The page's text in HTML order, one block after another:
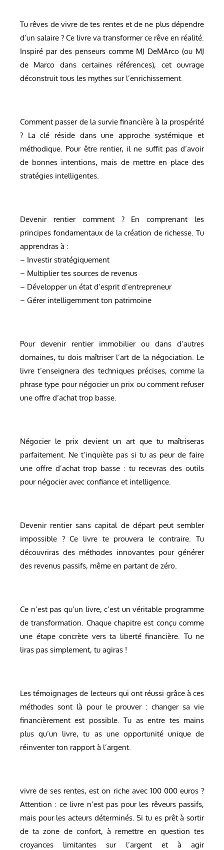
Tu rêves de vivre de tes rentes et de ne plus dépendre
d’un salaire ? Ce livre va transformer ce rêve en réalité.
Inspiré par des penseurs comme MJ DeMArco (ou MJ
de Marco dans certaines références), cet ouvrage
déconstruit tous les mythes sur l’enrichissement.
Comment passer de la survie financière à la prospérité
? La clé réside dans une approche systémique et
méthodique. Pour être rentier, il ne suffit pas d’avoir
de bonnes intentions, mais de mettre en place des
stratégies intelligentes.
Devenir rentier comment ? En comprenant les
principes fondamentaux de la création de richesse. Tu
apprendras à :
– Investir stratégiquement
– Multiplier tes sources de revenus
– Développer un état d’esprit d’entrepreneur
– Gérer intelligemment ton patrimoine
Pour devenir rentier immobilier ou dans d’autres
domaines, tu dois maîtriser l’art de la négociation. Le
livre t’enseignera des techniques précises, comme la
phrase type pour négocier un prix ou comment refuser
une offre d’achat trop basse.
Négocier le prix devient un art que tu maîtriseras
parfaitement. Ne t’inquiète pas si tu as peur de faire
une offre d’achat trop basse : tu recevras des outils
pour négocier avec confiance et intelligence.
Devenir rentier sans capital de départ peut sembler
impossible ? Ce livre te prouvera le contraire. Tu
découvriras des méthodes innovantes pour générer
des revenus passifs, même en partant de zéro.
Ce n’est pas qu’un livre, c’est un véritable programme
de transformation. Chaque chapitre est conçu comme
une étape concrète vers ta liberté financière. Tu ne
liras pas simplement, tu agiras !
Les témoignages de lecteurs qui ont réussi grâce à ces
méthodes sont là pour le prouver : changer sa vie
financièrement est possible. Tu as entre tes mains
plus qu’un livre, tu as une opportunité unique de
réinventer ton rapport à l’argent.
vivre de ses rentes, est on riche avec 100 000 euros ?
Attention : ce livre n’est pas pour les rêveurs passifs,
mais pour les acteurs déterminés. Si tu es prêt à sortir
de ta zone de confort, à remettre en question tes
croyances limitantes sur l’argent et à agir